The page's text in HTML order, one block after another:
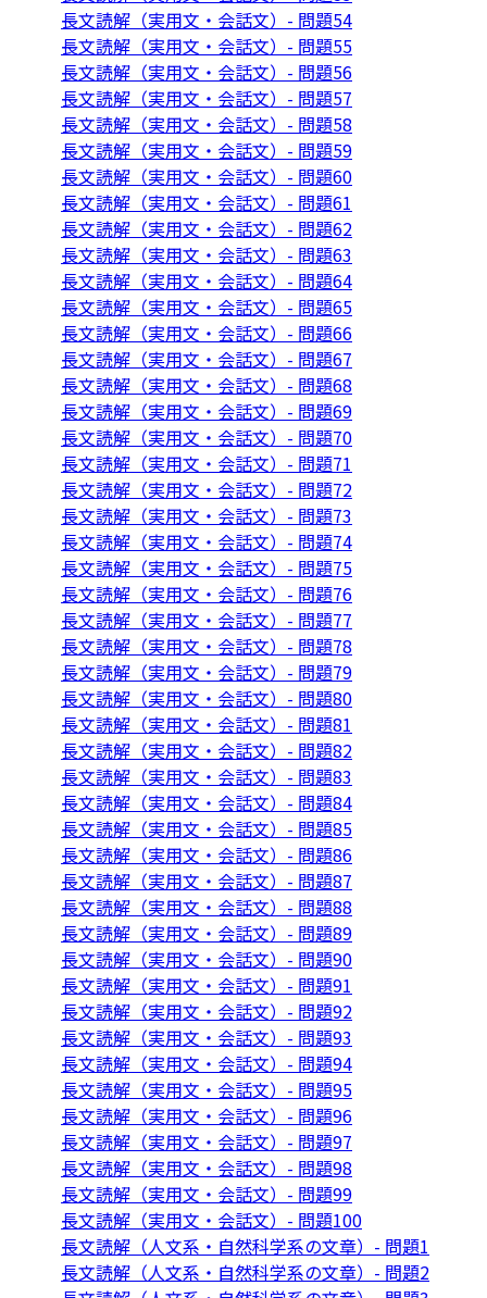
長文読解（実用文・会話文）- 問題54
長文読解（実用文・会話文）- 問題55
長文読解（実用文・会話文）- 問題56
長文読解（実用文・会話文）- 問題57
長文読解（実用文・会話文）- 問題58
長文読解（実用文・会話文）- 問題59
長文読解（実用文・会話文）- 問題60
長文読解（実用文・会話文）- 問題61
長文読解（実用文・会話文）- 問題62
長文読解（実用文・会話文）- 問題63
長文読解（実用文・会話文）- 問題64
長文読解（実用文・会話文）- 問題65
長文読解（実用文・会話文）- 問題66
長文読解（実用文・会話文）- 問題67
長文読解（実用文・会話文）- 問題68
長文読解（実用文・会話文）- 問題69
長文読解（実用文・会話文）- 問題70
長文読解（実用文・会話文）- 問題71
長文読解（実用文・会話文）- 問題72
長文読解（実用文・会話文）- 問題73
長文読解（実用文・会話文）- 問題74
長文読解（実用文・会話文）- 問題75
長文読解（実用文・会話文）- 問題76
長文読解（実用文・会話文）- 問題77
長文読解（実用文・会話文）- 問題78
長文読解（実用文・会話文）- 問題79
長文読解（実用文・会話文）- 問題80
長文読解（実用文・会話文）- 問題81
長文読解（実用文・会話文）- 問題82
長文読解（実用文・会話文）- 問題83
長文読解（実用文・会話文）- 問題84
長文読解（実用文・会話文）- 問題85
長文読解（実用文・会話文）- 問題86
長文読解（実用文・会話文）- 問題87
長文読解（実用文・会話文）- 問題88
長文読解（実用文・会話文）- 問題89
長文読解（実用文・会話文）- 問題90
長文読解（実用文・会話文）- 問題91
長文読解（実用文・会話文）- 問題92
長文読解（実用文・会話文）- 問題93
長文読解（実用文・会話文）- 問題94
長文読解（実用文・会話文）- 問題95
長文読解（実用文・会話文）- 問題96
長文読解（実用文・会話文）- 問題97
長文読解（実用文・会話文）- 問題98
長文読解（実用文・会話文）- 問題99
長文読解（実用文・会話文）- 問題100
長文読解（人文系・自然科学系の文章）- 問題1
長文読解（人文系・自然科学系の文章）- 問題2